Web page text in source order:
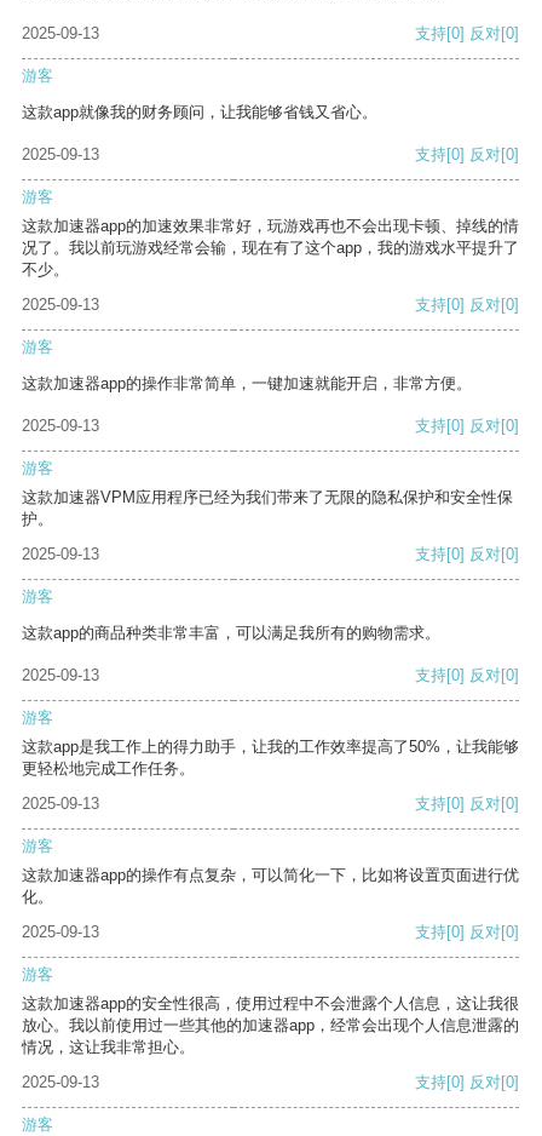
2025-09-13 支持[0] 反对[0]
游客
这款app就像我的财务顾问，让我能够省钱又省心。
2025-09-13 支持[0] 反对[0]
游客
这款加速器app的加速效果非常好，玩游戏再也不会出现卡顿、掉线的情
况了。我以前玩游戏经常会输，现在有了这个app，我的游戏水平提升了
不少。
2025-09-13
支持[0] 反对[0]
游客
这款加速器app的操作非常简单，一键加速就能开启，非常方便。
2025-09-13 支持[0] 反对[0]
游客
这款加速器VPM应用程序已经为我们带来了无限的隐私保护和安全性保
护。
2025-09-13
支持[0] 反对[0]
游客
这款app的商品种类非常丰富，可以满足我所有的购物需求。
2025-09-13 支持[0] 反对[0]
游客
这款app是我工作上的得力助手，让我的工作效率提高了50%，让我能够
更轻松地完成工作任务。
2025-09-13
支持[0] 反对[0]
游客
这款加速器app的操作有点复杂，可以简化一下，比如将设置页面进行优
化。
2025-09-13
支持[0] 反对[0]
游客
这款加速器app的安全性很高，使用过程中不会泄露个人信息，这让我很
放心。我以前使用过一些其他的加速器app，经常会出现个人信息泄露的
情况，这让我非常担心。
2025-09-13
支持[0] 反对[0]
游客